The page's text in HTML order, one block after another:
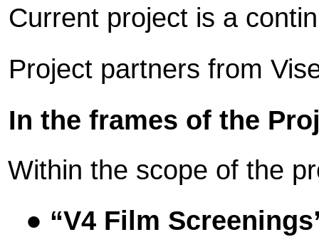
Current project is a
Project partners from
In the frames of the
Within the scope of the
● “V4 Film